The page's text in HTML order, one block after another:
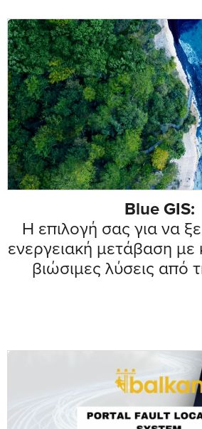
Blue GIS:
Η επιλογή σας για να
ενεργειακή μετάβαση με
βιώσιμες λύσεις από